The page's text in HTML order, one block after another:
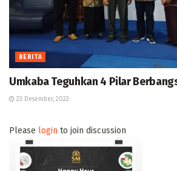
BERITA
Umkaba Teguhkan 4 Pilar
23 Desember, 2022
Please login to join discussion